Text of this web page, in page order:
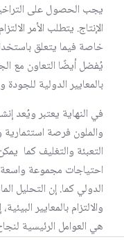
يجب الحصول على
الإنتاج. يتطلب الأمر
خاصة فيما يتعلق
يُفضل أيضًا التعاون مع
بالمعايير الدولية للجودة
في النهاية يعتبر ويُعد
والملون فرصة
التعبئة والتغليف كما
احتياجات مجموعة
الدولي كما. إن التحليل
والالتزام بالمعايير
هي العوامل الرئيسية